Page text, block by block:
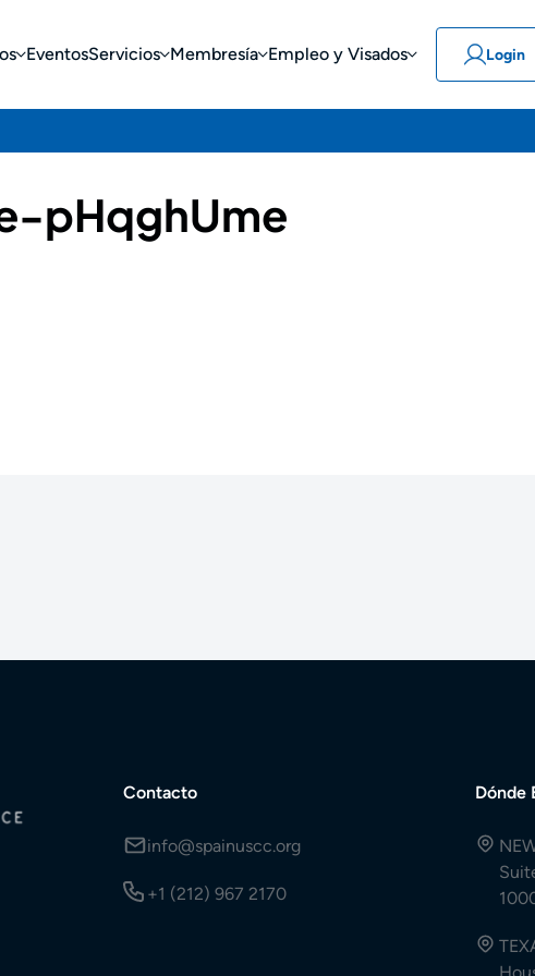
EventosServicios Membresía Empleo y Visados Login
pHqghUme
Contacto
info@spainuscc.org
+1 (212) 967 2170
Dónde